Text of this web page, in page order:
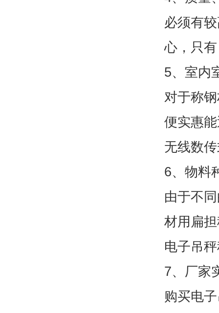
必须有
心，只
5、室内
对于称
便实惠
无线数
6、物料
由于不
材用扁
电子吊
7、厂家
购买电